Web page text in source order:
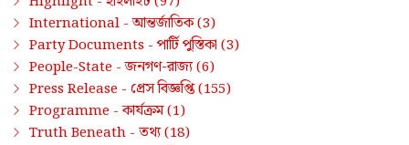
International -আন্তর্জাতিক(3)
Party Documents - পার্টি পুস্তিকা (3)
People-State -জনগণ-রাজ্য(6)
Press Release - প্রেস বিজ্ঞপ্তি(155)
Programme -কার্যক্রম(1)
Truth Beneath - তথ্য(18)